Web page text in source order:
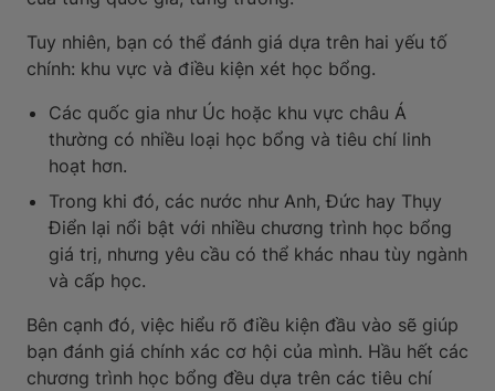
Tuy nhiên, bạn có thể đánh giá dựa trên hai yếu tố
chính: khu vực và điều kiện xét học bổng.
Các quốc gia như Úc hoặc khu vực châu Á
thường có nhiều loại học bổng và tiêu chí linh
hoạt hơn.
Trong khi đó, các nước như Anh, Đức hay Thụy
Điển lại nổi bật với nhiều chương trình học bổng
giá trị, nhưng yêu cầu có thể khác nhau tùy ngành
và cấp học.
Bên cạnh đó, việc hiểu rõ điều kiện đầu vào sẽ giúp
bạn đánh giá chính xác cơ hội của mình. Hầu hết các
chương trình học bổng đều dựa trên các tiêu chí